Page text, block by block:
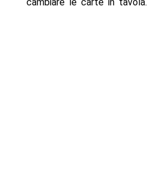
cambiare le carte in tavola.